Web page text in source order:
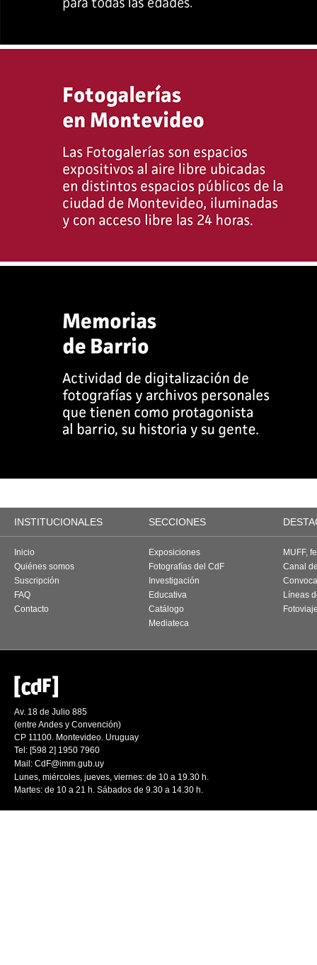
INSTITUCIONALES SECCIONES
Inicio
Quiénes somos
Suscripción
FAQ
Contacto
Exposiciones
Fotografías del CdF
Investigación
Educativa
Catálogo
Mediateca
MUFF,
Canal
Líneas
Av. 18 de Julio 885
(entre Andes y Convención)
CP 11100. Montevideo. Uruguay
Tel: [598 2] 1950 7960
Mail: CdF@imm.gub.uy
Lunes, miércoles, jueves, viernes: de 10 a 19.30 h.
Martes: de 10 a 21 h. Sábados de 9.30 a 14.30 h.